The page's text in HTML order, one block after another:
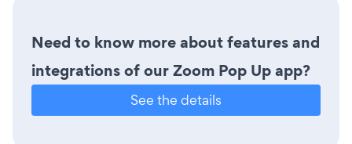
Need to know more about features and
integrations of our Zoom Pop Up app?
See the details